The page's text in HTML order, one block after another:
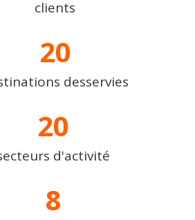
clients
desservies
20
d'activité
20
8